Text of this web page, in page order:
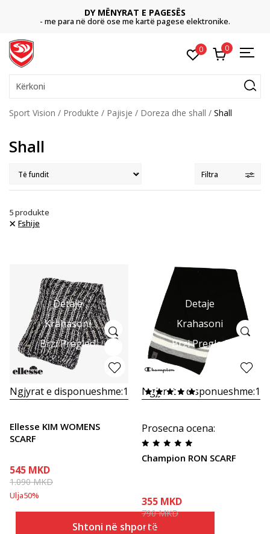
DY MËNYRAT E PAGESËS
- me para në dorë ose me kartë pagese elektronike.
0 0
Kërkoni
Sport Vision Produkte Pajisje Doreza dhe shall Shall
Shall
Filtra
5produkte
Fshije
Detaje
Krahasoni
Brzi Pregled
Ngjyrat e disponueshme:1
Ellesse KIM WOMENS
SCARF
545 MKD
1.090MKD
Ulja50%
Shtoni në shportë
Detaje
Krahasoni
Brzi Pregled
Ngjyrat e disponueshme:1
Prosecna ocena:
Champion RON SCARF
355 MKD
790MKD
Ulja55